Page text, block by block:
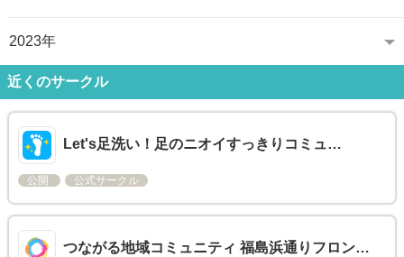
2023年
近くのサークル
Let's足洗い！足のニオイすっきりコミュ…
公開 公式サークル
つながる地域コミュニティ 福島浜通りフロン…